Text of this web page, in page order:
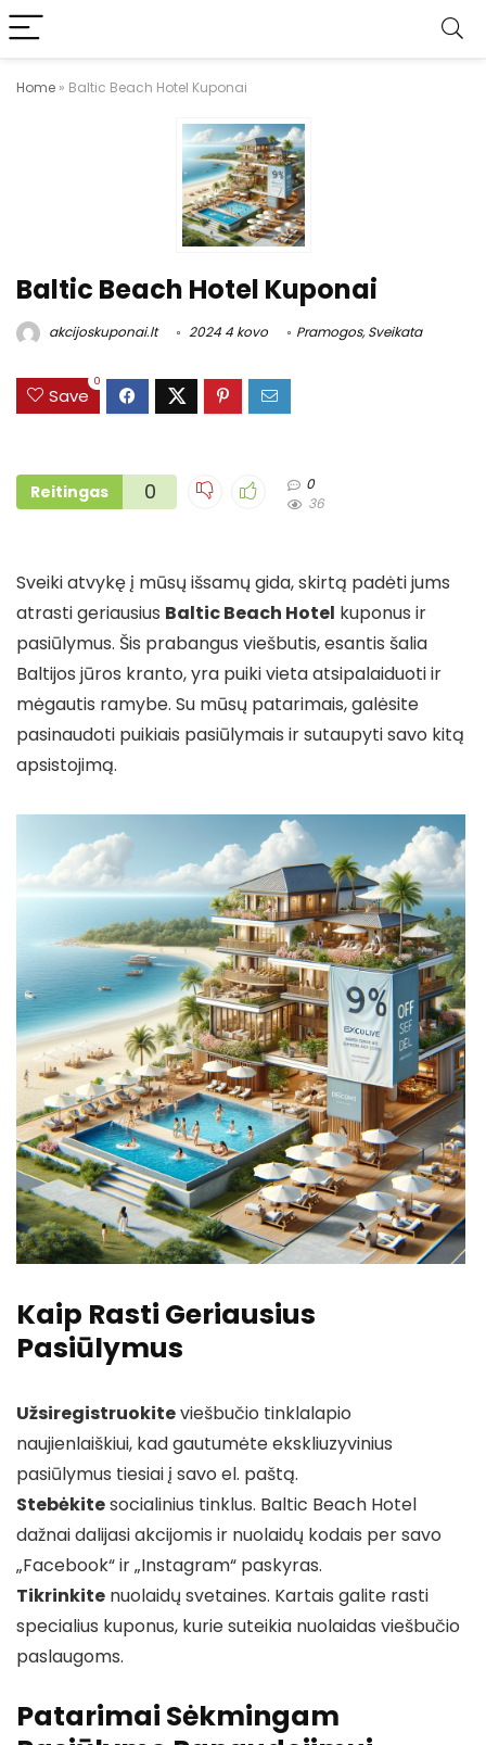
Home » Baltic Beach Hotel Kuponai
Baltic Beach Hotel Kuponai
akcijoskuponai.lt 2024 4 kovo Pramogos,Sveikata
Save
0
Reitingas 0
0
36
Sveiki atvykę į mūsų išsamų gida, skirtą padėti jums
atrasti geriausius Baltic Beach Hotel kuponus ir
pasiūlymus. Šis prabangus viešbutis, esantis šalia
Baltijos jūros kranto, yra puiki vieta atsipalaiduoti ir
mėgautis ramybe. Su mūsų patarimais, galėsite
pasinaudoti puikiais pasiūlymais ir sutaupyti savo kitą
apsistojimą.
Kaip Rasti Geriausius
Pasiūlymus
Užsiregistruokiteviešbučio tinklalapio
naujienlaiškiui, kad gautumėte ekskliuzyvinius
pasiūlymus tiesiai į savo el. paštą.
Stebėkitesocialinius tinklus. Baltic Beach Hotel
dažnai dalijasi akcijomis ir nuolaidų kodais per savo
„Facebook“ ir „Instagram“ paskyras.
Tikrinkite nuolaidų svetaines. Kartais galite rasti
specialius kuponus, kurie suteikia nuolaidas viešbučio
paslaugoms.
Patarimai Sėkmingam